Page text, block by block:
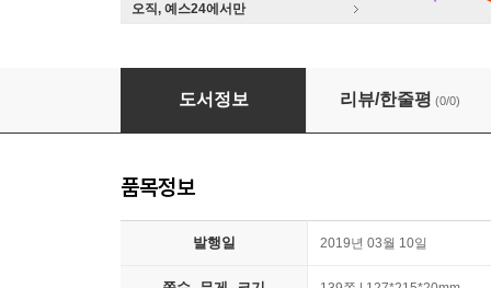
오직, 예스24에서만
그가 잠깨는 순간
도서정보 리뷰/한줄평 (0/0)
품목정보
발행일 2019년 03월 10일